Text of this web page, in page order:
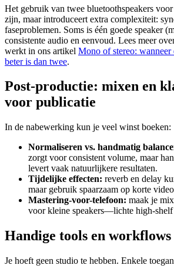
Het gebruik van twee bluetoothspeakers
zijn, maar introduceert extra complexiteit:
faseproblemen. Soms is één goede speaker
consistente audio en eenvoud. Lees meer
werkt in ons artikel Mono of stereo: wanneer
beter is dan twee.
Post-productie: mixen en
voor publicatie
In de nabewerking kun je veel winst boeken:
Normaliseren vs. handmatig
zorgt voor consistent volume, maar
levert vaak natuurlijkere resultaten.
Tijdelijke effecten: reverb en delay
maar gebruik spaarzaam op korte
Mastering-voor-telefoon: maak je
voor kleine speakers—lichte high-shelf
Handige tools en workflows
Je hoeft geen studio te hebben. Enkele